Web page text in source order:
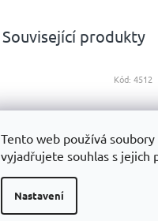
Tento web používá
vyjadřujete souhlas s jejich
Nastavení
Související produkty
Grand slam Pre-Match
Kód: 4512